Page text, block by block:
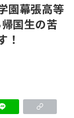
園幕張高等
国生の苦
！